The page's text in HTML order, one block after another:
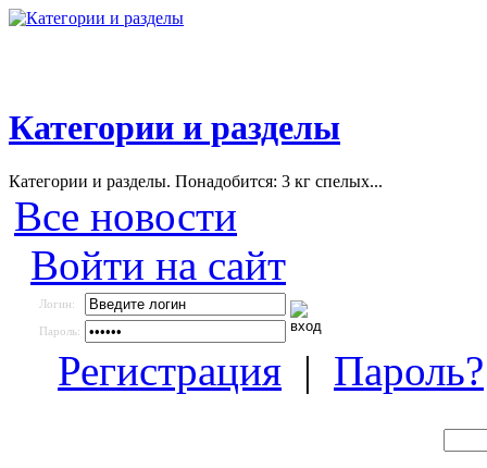
Категории и разделы
Категории и разделы. Понадобится: 3 кг спелых...
Все новости
Войти на сайт
Логин:
Пароль:
Регистрация | Пароль?